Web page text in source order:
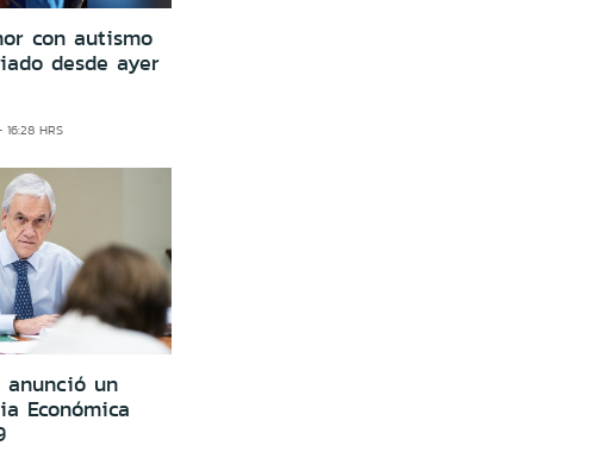
con autismo
desde ayer
HRS
anunció un
Económica